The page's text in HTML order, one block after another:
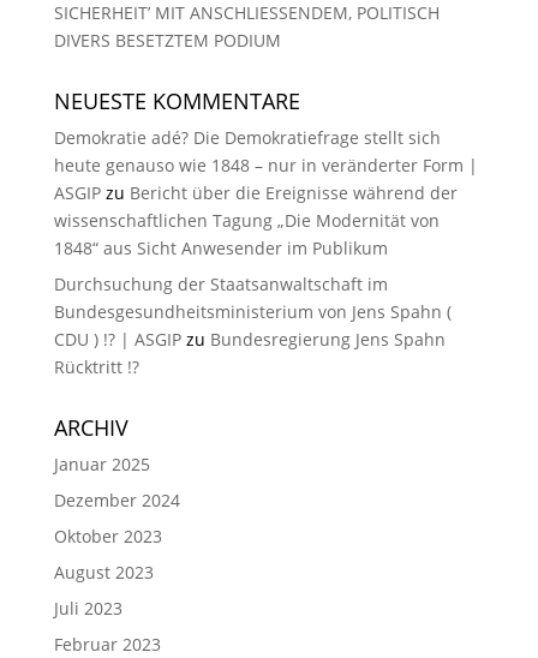
SICHERHEIT’ MIT ANSCHLIESSENDEM, POLITISCH
DIVERS BESETZTEM PODIUM
NEUESTE KOMMENTARE
Demokratie adé? Die Demokratiefrage stellt sich
heute genauso wie 1848 – nur in veränderter Form |
ASGIPzu Bericht über die Ereignisse während der
wissenschaftlichen Tagung „Die Modernität von
1848“ aus Sicht Anwesender im Publikum
Durchsuchung der Staatsanwaltschaft im
Bundesgesundheitsministerium von Jens Spahn (
CDU ) !? | ASGIPzu Bundesregierung Jens Spahn
Rücktritt !?
ARCHIV
Januar 2025
Dezember 2024
Oktober 2023
August 2023
Juli 2023
Februar 2023